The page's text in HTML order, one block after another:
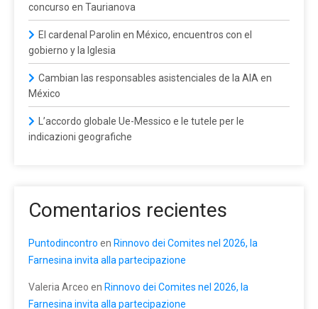
concurso en Taurianova
El cardenal Parolin en México, encuentros con el
gobierno y la Iglesia
Cambian las responsables asistenciales de la AIA en
México
L’accordo globale Ue-Messico e le tutele per le
indicazioni geografiche
Comentarios recientes
Puntodincontro en Rinnovo dei Comites nel 2026, la
Farnesina invita alla partecipazione
Valeria Arceo en Rinnovo dei Comites nel 2026, la
Farnesina invita alla partecipazione